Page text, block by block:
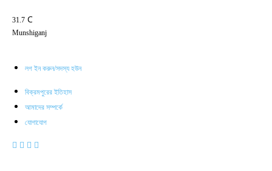
31.7 C
Munshiganj
লগ ইন করুন/সদস্য হউন
বিক্রমপুরের ইতিহাস
আমাদের সম্পর্কে
যোগাযোগ